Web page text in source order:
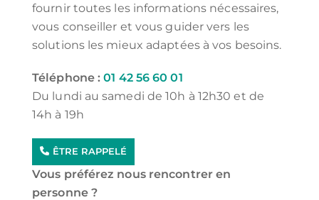
fournir toutes les informations nécessaires,
vous conseiller et vous guider vers les
solutions les mieux adaptées à vos besoins.
Téléphone :01 42 56 60 01
Du lundi au samedi de 10h à 12h30 et de
14h à 19h
ÊTRE RAPPELÉ
Vous préférez nous rencontrer en
personne ?